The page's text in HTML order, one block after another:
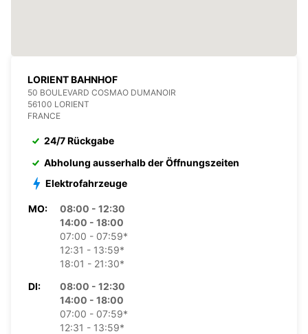
LORIENT BAHNHOF
50 BOULEVARD COSMAO DUMANOIR
56100 LORIENT
FRANCE
24/7 Rückgabe
Abholung ausserhalb der Öffnungszeiten
Elektrofahrzeuge
MO:
08:00 - 12:30
14:00 - 18:00
07:00 - 07:59*
12:31 - 13:59*
18:01 - 21:30*
DI:
08:00 - 12:30
14:00 - 18:00
07:00 - 07:59*
12:31 - 13:59*